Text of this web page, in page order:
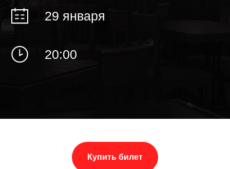
29 января
20:00
Купить билет